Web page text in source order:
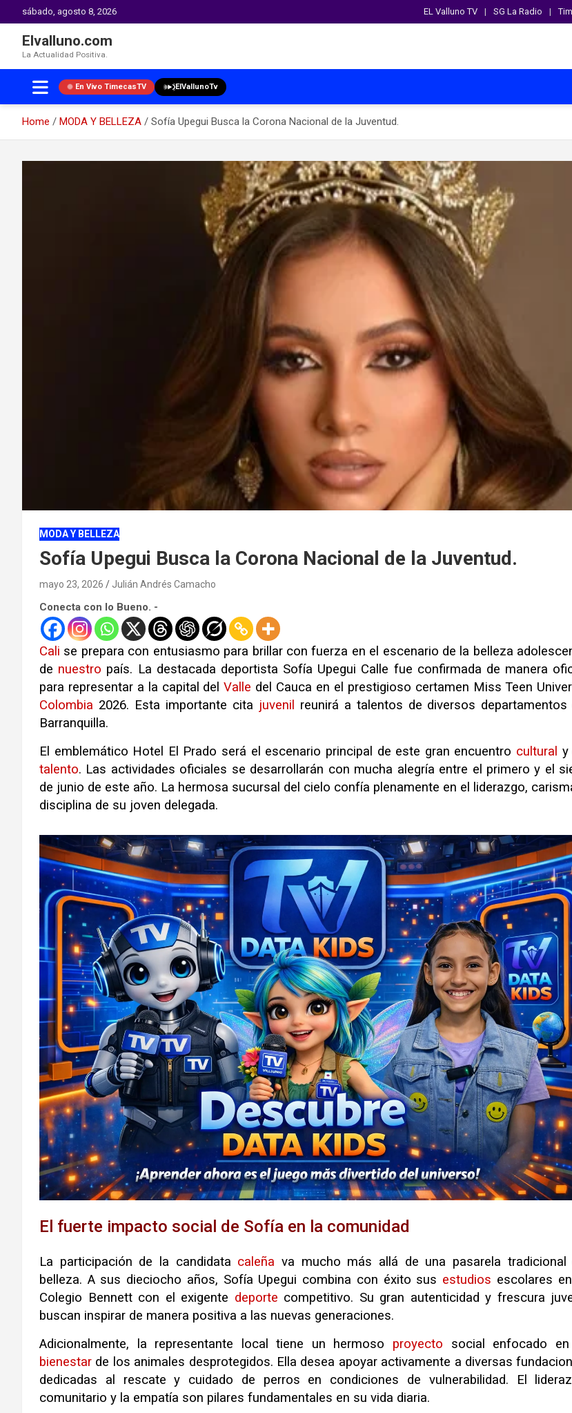
sábado, agosto 8, 2026 EL Valluno TV SG La Radio
Elvalluno.com
La Actualidad Positiva.
En Vivo TimecasTV ElVallunoTv
Home MODA Y BELLEZA
Sofía Upegui Busca la Corona Nacional de la Juventud.
MODA Y BELLEZA
Sofía Upegui Busca la Corona Nacional de la Juventud.
mayo 23, 2026 Julián Andrés Camacho
Conecta con lo Bueno. -
Cali se prepara con entusiasmo para brillar con fuerza en el escenario de la belleza
de nuestro país. La destacada deportista Sofía Upegui Calle fue confirmada de manera
para representar a la capital delValle del Cauca en el prestigioso certamen Miss Teen
Colombia 2026. Esta importante cita juvenil
reunirá a talentos de diversos departamentos
Barranquilla.
El emblemático Hotel El Prado será el escenario principal de este gran encuentro cultural y
talento. Las actividades oficiales se desarrollarán con mucha alegría entre el primero y el
de junio de este año. La hermosa sucursal del cielo confía plenamente en el liderazgo,
disciplina de su joven delegada.
El fuerte impacto social de Sofía en la comunidad
La participación de la candidata caleña va mucho más allá de una pasarela tradicional
belleza. A sus dieciocho años, Sofía Upegui combina con éxito sus estudios escolares
Colegio Bennett con el exigente deporte competitivo. Su gran autenticidad y frescura
buscan inspirar de manera positiva a las nuevas generaciones.
Adicionalmente, la representante local tiene un hermoso proyecto social enfocado en
bienestar de los animales desprotegidos. Ella desea apoyar activamente a diversas
dedicadas al rescate y cuidado de perros en condiciones de vulnerabilidad.
El
comunitario y la empatía son pilares fundamentales en su vida diaria.